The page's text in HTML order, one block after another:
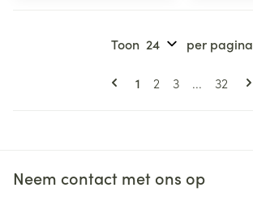
Pagina's
U lees momenteel
1 Pagina
2 Pagina
3 ... Pagina
32
Toon per pagina
Neem contact met ons op